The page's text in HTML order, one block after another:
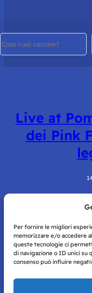
Per fornire le migliori
memorizzare e/o accedere
queste tecnologie ci
di navigazione o ID unici su
consenso può influire
Live at
dei Pink
Napoli con autorizzazione
Tutte le immagini e i